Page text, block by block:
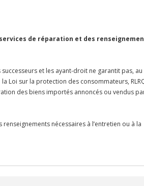
de réparation et des
et les ayant-droit ne garantit pas, au
Loi sur la protection des consommateurs,
des biens importés annoncés ou vendus
nécessaires à l’entretien ou à la